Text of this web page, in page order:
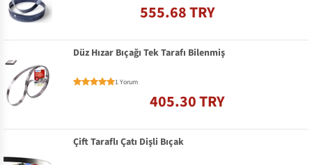
555.68 TRY
Düz Hızar Bıçağı Tek Tarafı Bilenmiş
1 Yorum
405.30 TRY
Çift Taraflı Çatı Dişli Bıçak